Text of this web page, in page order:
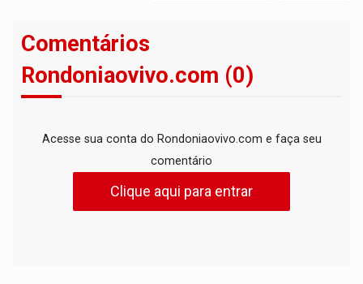
Comentários
Rondoniaovivo.com (0)
Acesse sua conta do Rondoniaovivo.com e faça seu
comentário
Clique aqui para entrar